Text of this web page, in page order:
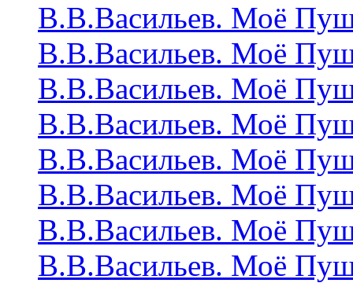
В.В.Васильев. Моё
В.В.Васильев. Моё
В.В.Васильев. Моё
В.В.Васильев. Моё
В.В.Васильев. Моё
В.В.Васильев. Моё
В.В.Васильев. Моё
В.В.Васильев. Моё